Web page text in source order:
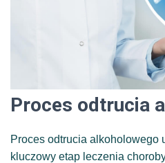
Proces odtrucia
Proces odtrucia alkoholowego
kluczowy etap leczenia